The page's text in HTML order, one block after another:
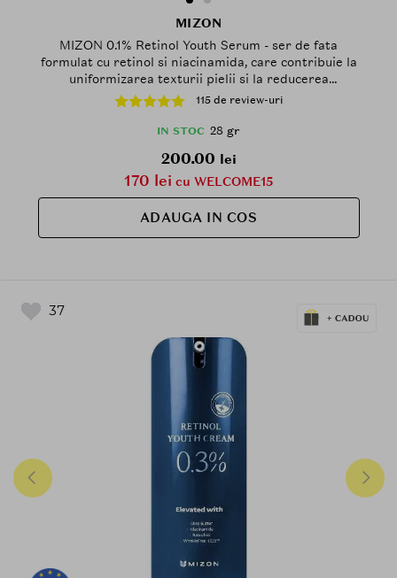
MIZON
MIZON 0.1% Retinol Youth Serum - ser de fata
formulat cu retinol si niacinamida, care contribuie la
uniformizarea texturii pielii si la reducerea
aspectului porilor - 28 gr
115 de review-uri
IN STOC 28 gr
200.00 lei
170 lei cu WELCOME15
ADAUGA IN COS
37